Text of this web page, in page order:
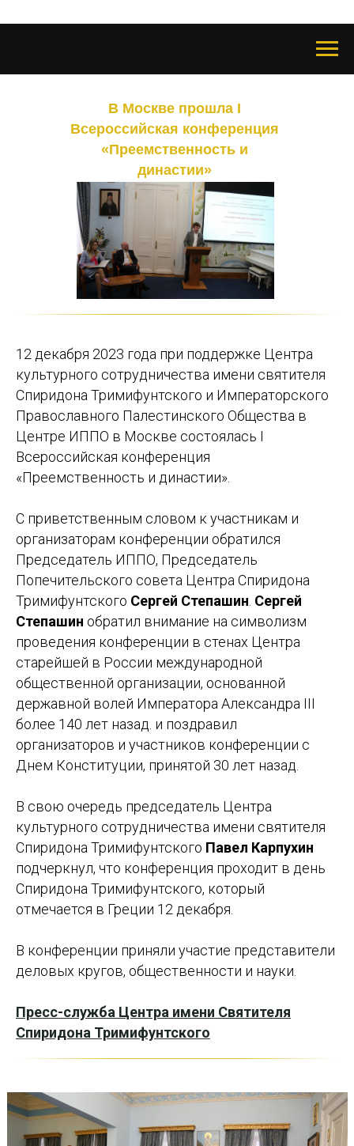
В Москве прошла I
Всероссийская конференция
«Преемственность и
династии»
12 декабря 2023 года при поддержке Центра
культурного сотрудничества имени святителя
Спиридона Тримифунтского и Императорского
Православного Палестинского Общества в
Центре ИППО в Москве состоялась I
Всероссийская конференция
«Преемственность и династии».
С приветственным словом к участникам и
организаторам конференции обратился
Председатель ИППО, Председатель
Попечительского совета Центра Спиридона
Тримифунтского Сергей Степашин Сергей
Степашин обратил внимание на символизм
проведения конференции в стенах Центра
старейшей в России международной
общественной организации, основанной
державной волей Императора Александра III
более 140 лет назад. и поздравил
организаторов и участников конференции с
Днем Конституции, принятой 30 лет назад.
В свою очередь председатель Центра
культурного сотрудничества имени святителя
Спиридона Тримифунтского Павел Карпухин
подчеркнул, что конференция проходит в день
Спиридона Тримифунтского, который
отмечается в Греции 12 декабря.
В конференции приняли участие представители
деловых кругов, общественности и науки.
Пресс-служба Центра имени Святителя
Спиридона Тримифунтского